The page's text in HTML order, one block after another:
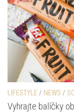
LIFESTYLE/ NEWS /
Vyhrajte balíčky